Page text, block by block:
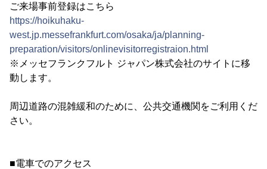
ご来場事前登録はこちら
https://hoikuhaku-
west.jp.messefrankfurt.com/osaka/ja/planning-
preparation/visitors/onlinevisitorregistraion.html
※メッセフランクフルト ジャパン株式会社のサイトに移
動します。
周辺道路の混雑緩和のために、公共交通機関をご利用くだ
さい。
■電車でのアクセス